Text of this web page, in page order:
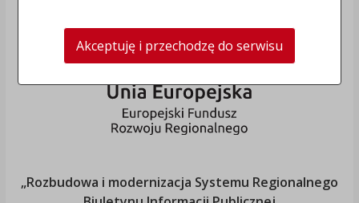
„Rozbudowa i modernizacja Systemu Regionalnego
Akceptuję i przechodzę do serwisu